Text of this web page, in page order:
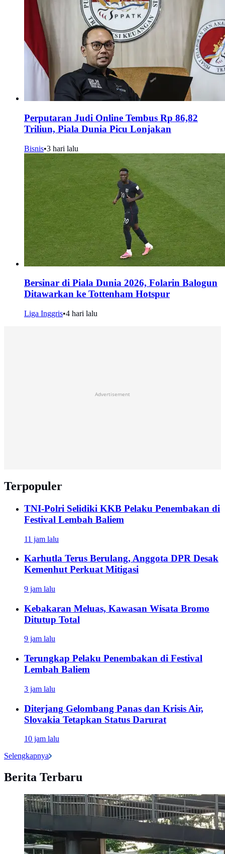
Perputaran Judi Online Tembus Rp 86,82
Triliun, Piala Dunia Picu Lonjakan
Bisnis•3 hari lalu
Bersinar di Piala Dunia 2026, Folarin Balogun
Ditawarkan ke Tottenham Hotspur
Liga Inggris•4 hari lalu
Advertisement
Terpopuler
TNI-Polri Selidiki KKB Pelaku Penembakan di
Festival Lembah Baliem
11 jam lalu
Karhutla Terus Berulang, Anggota DPR Desak
Kemenhut Perkuat Mitigasi
9 jam lalu
Kebakaran Meluas, Kawasan Wisata Bromo
Ditutup Total
9 jam lalu
Terungkap Pelaku Penembakan di Festival
Lembah Baliem
3 jam lalu
Diterjang Gelombang Panas dan Krisis Air,
Slovakia Tetapkan Status Darurat
10 jam lalu
Selengkapnya
Berita Terbaru